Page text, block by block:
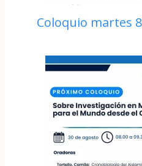
Coloquio martes